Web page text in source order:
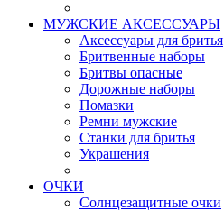
МУЖСКИЕ АКСЕССУАРЫ
Аксессуары для бритья
Бритвенные наборы
Бритвы опасные
Дорожные наборы
Помазки
Ремни мужские
Станки для бритья
Украшения
ОЧКИ
Солнцезащитные очки